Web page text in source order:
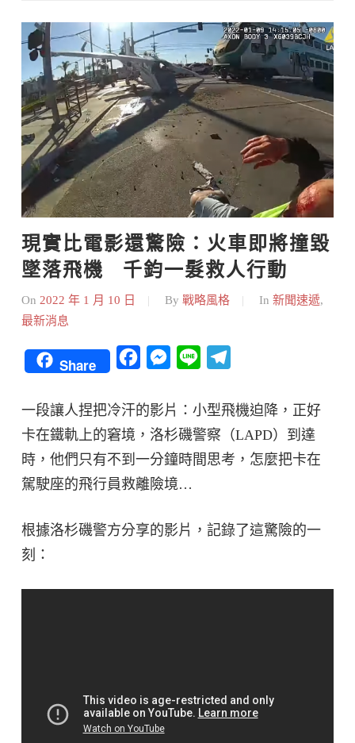
content
現實比電影還驚險：火車即將撞毀
墜落飛機   千鈞一髮救人行動
On 2022 年 1 月 10 日 By 戰略風格 In 新聞速遞,
最新消息
Share FacebookMessenger
Line
一段讓人捏把冷汗的影片：小型飛機迫降，正好
卡在鐵軌上的窘境，洛杉磯警察（LAPD）到達
時，他們只有不到一分鐘時間思考，怎麼把卡在
駕駛座的飛行員救離險境…
根據洛杉磯警方分享的影片，記錄了這驚險的一
刻：